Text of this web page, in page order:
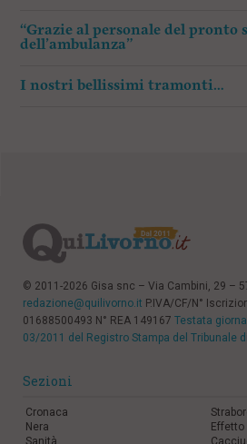
“Grazie al personale del pronto
dell’ambulanza”
I nostri bellissimi tramonti…
© 2011-2026 Gisa snc – Via Cambini, 29 –
redazione@quilivorno.it P.IVA/CF/N°
01688500493 N° REA 149167 Testata
03/2011 del Registro Stampa del Tribunale
Sezioni
Cronaca
Nera
Sanità